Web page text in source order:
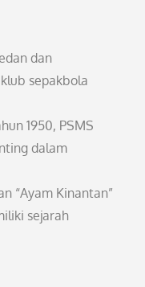
dan
sepakbola
1950, PSMS
dalam
“Ayam Kinantan”
sejarah